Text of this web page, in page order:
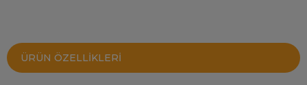
ÜRÜN ÖZELLIKLERI